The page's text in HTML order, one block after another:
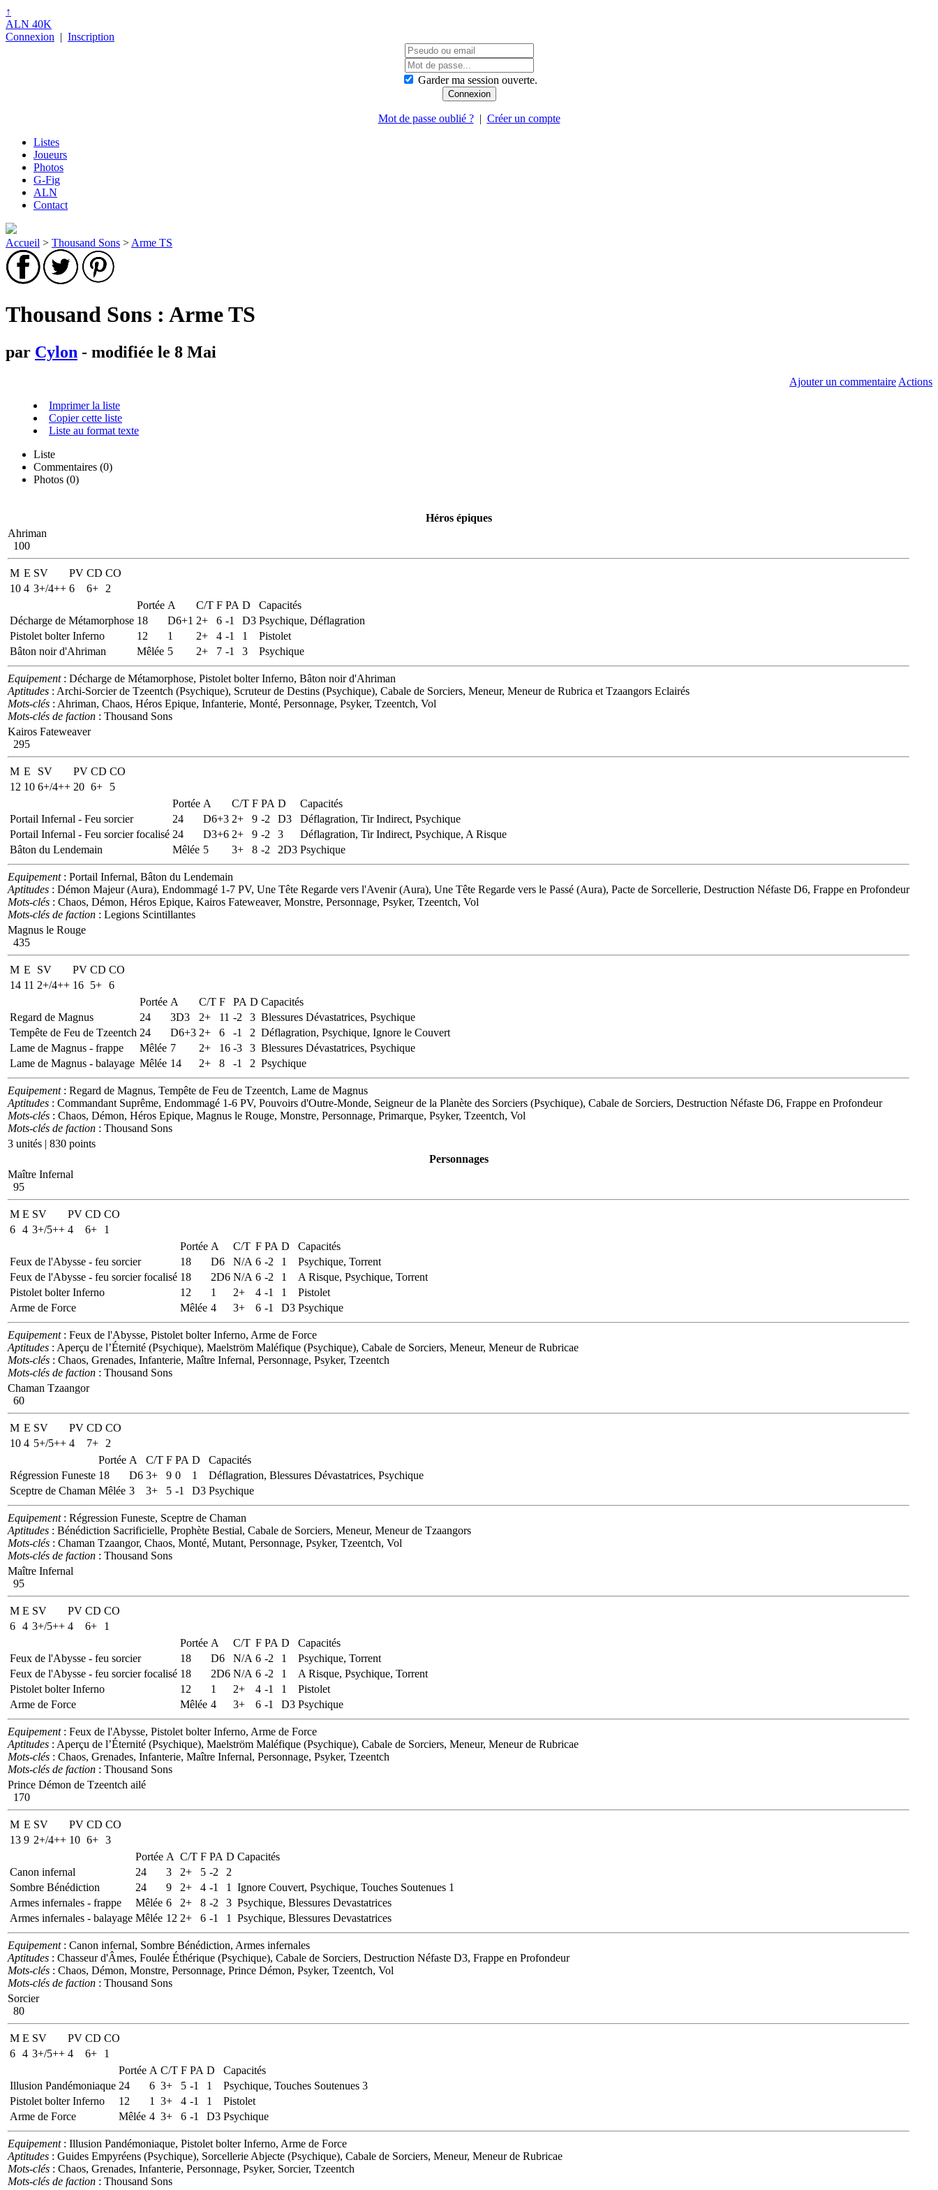
↑
ALN 40K
Connexion | Inscription
Garder ma session ouverte.
Mot de passe oublié ?| Créer un compte
Listes
Joueurs
Photos
G-Fig
ALN
Contact
Accueil > Thousand Sons > Arme TS
Thousand Sons : Arme TS
par Cylon - modifiée le 8 Mai
Ajouter un commentaire Actions
Imprimer la liste
Copier cette liste
Liste au format texte
Liste
Commentaires (0)
Photos (0)
Héros épiques
Ahriman
100
M E SV PV CD CO
10 4 3+/4++ 6 6+
2
Portée A C/T F PA D
Capacités
Décharge de Métamorphose 18 D6+1 2+ 6 -1 D3 Psychique, Déflagration
Pistolet bolter Inferno
12 1 2+ 4 -1 1
Pistolet
Bâton noir d'Ahriman
Mêlée 5 2+ 7 -1 3 Psychique
Equipement: Décharge de Métamorphose, Pistolet bolter Inferno, Bâton noir d'Ahriman
Aptitudes : Archi-Sorcier de Tzeentch (Psychique), Scruteur de Destins (Psychique), Cabale de Sorciers, Meneur, Meneur de Rubrica et Tzaangors Eclairés
Mots-clés : Ahriman, Chaos, Héros Epique, Infanterie, Monté, Personnage, Psyker, Tzeentch, Vol
Mots-clés de faction : Thousand Sons
Kairos Fateweaver
295
M E SV PV CD CO
12 10 6+/4++ 20 6+
5
Portée A C/T F PA D
Capacités
Portail Infernal - Feu sorcier
24 D6+3 2+ 9 -2 D3
Déflagration, Tir Indirect, Psychique
Portail Infernal - Feu sorcier focalisé 24 D3+6 2+ 9 -2 3
Déflagration, Tir Indirect, Psychique, A Risque
Bâton du Lendemain
Mêlée 5 3+ 8 -2 2D3 Psychique
Equipement: Portail Infernal, Bâton du Lendemain
Aptitudes : Démon Majeur (Aura), Endommagé 1-7 PV, Une Tête Regarde vers l'Avenir (Aura), Une Tête Regarde vers le Passé (Aura), Pacte de Sorcellerie, Destruction Néfaste D6, Frappe en Profondeur
Mots-clés : Chaos, Démon, Héros Epique, Kairos Fateweaver, Monstre, Personnage, Psyker, Tzeentch, Vol
Mots-clés de faction : Legions Scintillantes
Magnus le Rouge
435
M E SV PV CD CO
14 11 2+/4++ 16 5+ 6
Portée A C/T F PA D Capacités
Regard de Magnus
24 3D3 2+ 11 -2 3 Blessures Dévastatrices, Psychique
Tempête de Feu de Tzeentch 24 D6+3 2+ 6 -1 2 Déflagration, Psychique, Ignore le Couvert
Lame de Magnus - frappe
Mêlée 7 2+ 16 -3 3 Blessures Dévastatrices, Psychique
Lame de Magnus - balayage Mêlée 14 2+ 8 -1 2 Psychique
Equipement: Regard de Magnus, Tempête de Feu de Tzeentch, Lame de Magnus
Aptitudes : Commandant Suprême, Endommagé 1-6 PV, Pouvoirs d'Outre-Monde, Seigneur de la Planète des Sorciers (Psychique), Cabale de Sorciers, Destruction Néfaste D6, Frappe en Profondeur
Mots-clés : Chaos, Démon, Héros Epique, Magnus le Rouge, Monstre, Personnage, Primarque, Psyker, Tzeentch, Vol
Mots-clés de faction : Thousand Sons
3 unités | 830 points
Personnages
Maître Infernal
95
M E SV PV CD CO
6 4 3+/5++ 4 6+
1
Portée A C/T F PA D
Capacités
Feux de l'Abysse - feu sorcier
18 D6 N/A 6 -2 1
Psychique, Torrent
Feux de l'Abysse - feu sorcier focalisé 18 2D6 N/A 6 -2 1
A Risque, Psychique, Torrent
Pistolet bolter Inferno
12 1 2+ 4 -1 1
Pistolet
Arme de Force
Mêlée 4 3+ 6 -1 D3 Psychique
Equipement: Feux de l'Abysse, Pistolet bolter Inferno, Arme de Force
Aptitudes : Aperçu de l’Éternité (Psychique), Maelström Maléfique (Psychique), Cabale de Sorciers, Meneur, Meneur de Rubricae
Mots-clés : Chaos, Grenades, Infanterie, Maître Infernal, Personnage, Psyker, Tzeentch
Mots-clés de faction : Thousand Sons
Chaman Tzaangor
60
M E SV PV CD CO
10 4 5+/5++ 4 7+
2
Portée A C/T F PA D
Capacités
Régression Funeste 18 D6 3+ 9 0 1
Déflagration, Blessures Dévastatrices, Psychique
Sceptre de Chaman Mêlée 3 3+ 5 -1 D3 Psychique
Equipement: Régression Funeste, Sceptre de Chaman
Aptitudes : Bénédiction Sacrificielle, Prophète Bestial, Cabale de Sorciers, Meneur, Meneur de Tzaangors
Mots-clés : Chaman Tzaangor, Chaos, Monté, Mutant, Personnage, Psyker, Tzeentch, Vol
Mots-clés de faction : Thousand Sons
Maître Infernal
95
M E SV PV CD CO
6 4 3+/5++ 4 6+
1
Portée A C/T F PA D
Capacités
Feux de l'Abysse - feu sorcier
18 D6 N/A 6 -2 1
Psychique, Torrent
Feux de l'Abysse - feu sorcier focalisé 18 2D6 N/A 6 -2 1
A Risque, Psychique, Torrent
Pistolet bolter Inferno
12 1 2+ 4 -1 1
Pistolet
Arme de Force
Mêlée 4 3+ 6 -1 D3 Psychique
Equipement: Feux de l'Abysse, Pistolet bolter Inferno, Arme de Force
Aptitudes : Aperçu de l’Éternité (Psychique), Maelström Maléfique (Psychique), Cabale de Sorciers, Meneur, Meneur de Rubricae
Mots-clés : Chaos, Grenades, Infanterie, Maître Infernal, Personnage, Psyker, Tzeentch
Mots-clés de faction : Thousand Sons
Prince Démon de Tzeentch ailé
170
M E SV PV CD CO
13 9 2+/4++ 10 6+ 3
Portée A C/T F PA D Capacités
Canon infernal
24 3 2+ 5 -2
2
Sombre Bénédiction
24 9 2+ 4 -1 1
Ignore Couvert, Psychique, Touches Soutenues 1
Armes infernales - frappe
Mêlée 6 2+ 8 -2 3 Psychique, Blessures Devastatrices
Armes infernales - balayage Mêlée 12 2+ 6 -1 1 Psychique, Blessures Devastatrices
Equipement: Canon infernal, Sombre Bénédiction, Armes infernales
Aptitudes : Chasseur d'Âmes, Foulée Éthérique (Psychique), Cabale de Sorciers, Destruction Néfaste D3, Frappe en Profondeur
Mots-clés : Chaos, Démon, Monstre, Personnage, Prince Démon, Psyker, Tzeentch, Vol
Mots-clés de faction : Thousand Sons
Sorcier
80
M E SV PV CD CO
6 4 3+/5++ 4 6+
1
Portée A C/T F PA D
Capacités
Illusion Pandémoniaque 24 6 3+ 5 -1 1
Psychique, Touches Soutenues 3
Pistolet bolter Inferno
12 1 3+ 4 -1 1
Pistolet
Arme de Force
Mêlée 4 3+ 6 -1 D3 Psychique
Equipement: Illusion Pandémoniaque, Pistolet bolter Inferno, Arme de Force
Aptitudes : Guides Empyréens (Psychique), Sorcellerie Abjecte (Psychique), Cabale de Sorciers, Meneur, Meneur de Rubricae
Mots-clés : Chaos, Grenades, Infanterie, Personnage, Psyker, Sorcier, Tzeentch
Mots-clés de faction : Thousand Sons